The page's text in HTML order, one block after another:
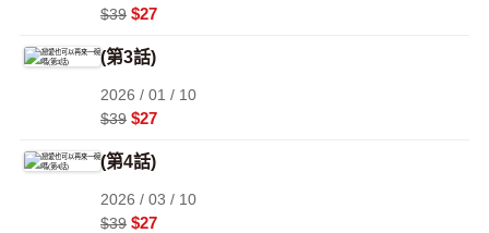
$39 $27
(第3話)
2026 / 01 / 10
$39 $27
(第4話)
2026 / 03 / 10
$39 $27